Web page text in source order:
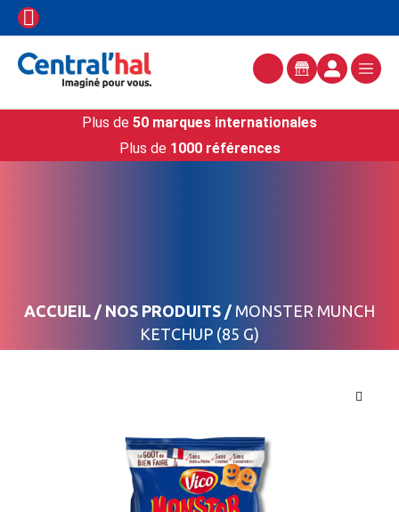
Plus de 50 marques internationales
Plus de 1000 références
ACCUEIL / NOS PRODUITS / MONSTER MUNCH
KETCHUP (85 G)